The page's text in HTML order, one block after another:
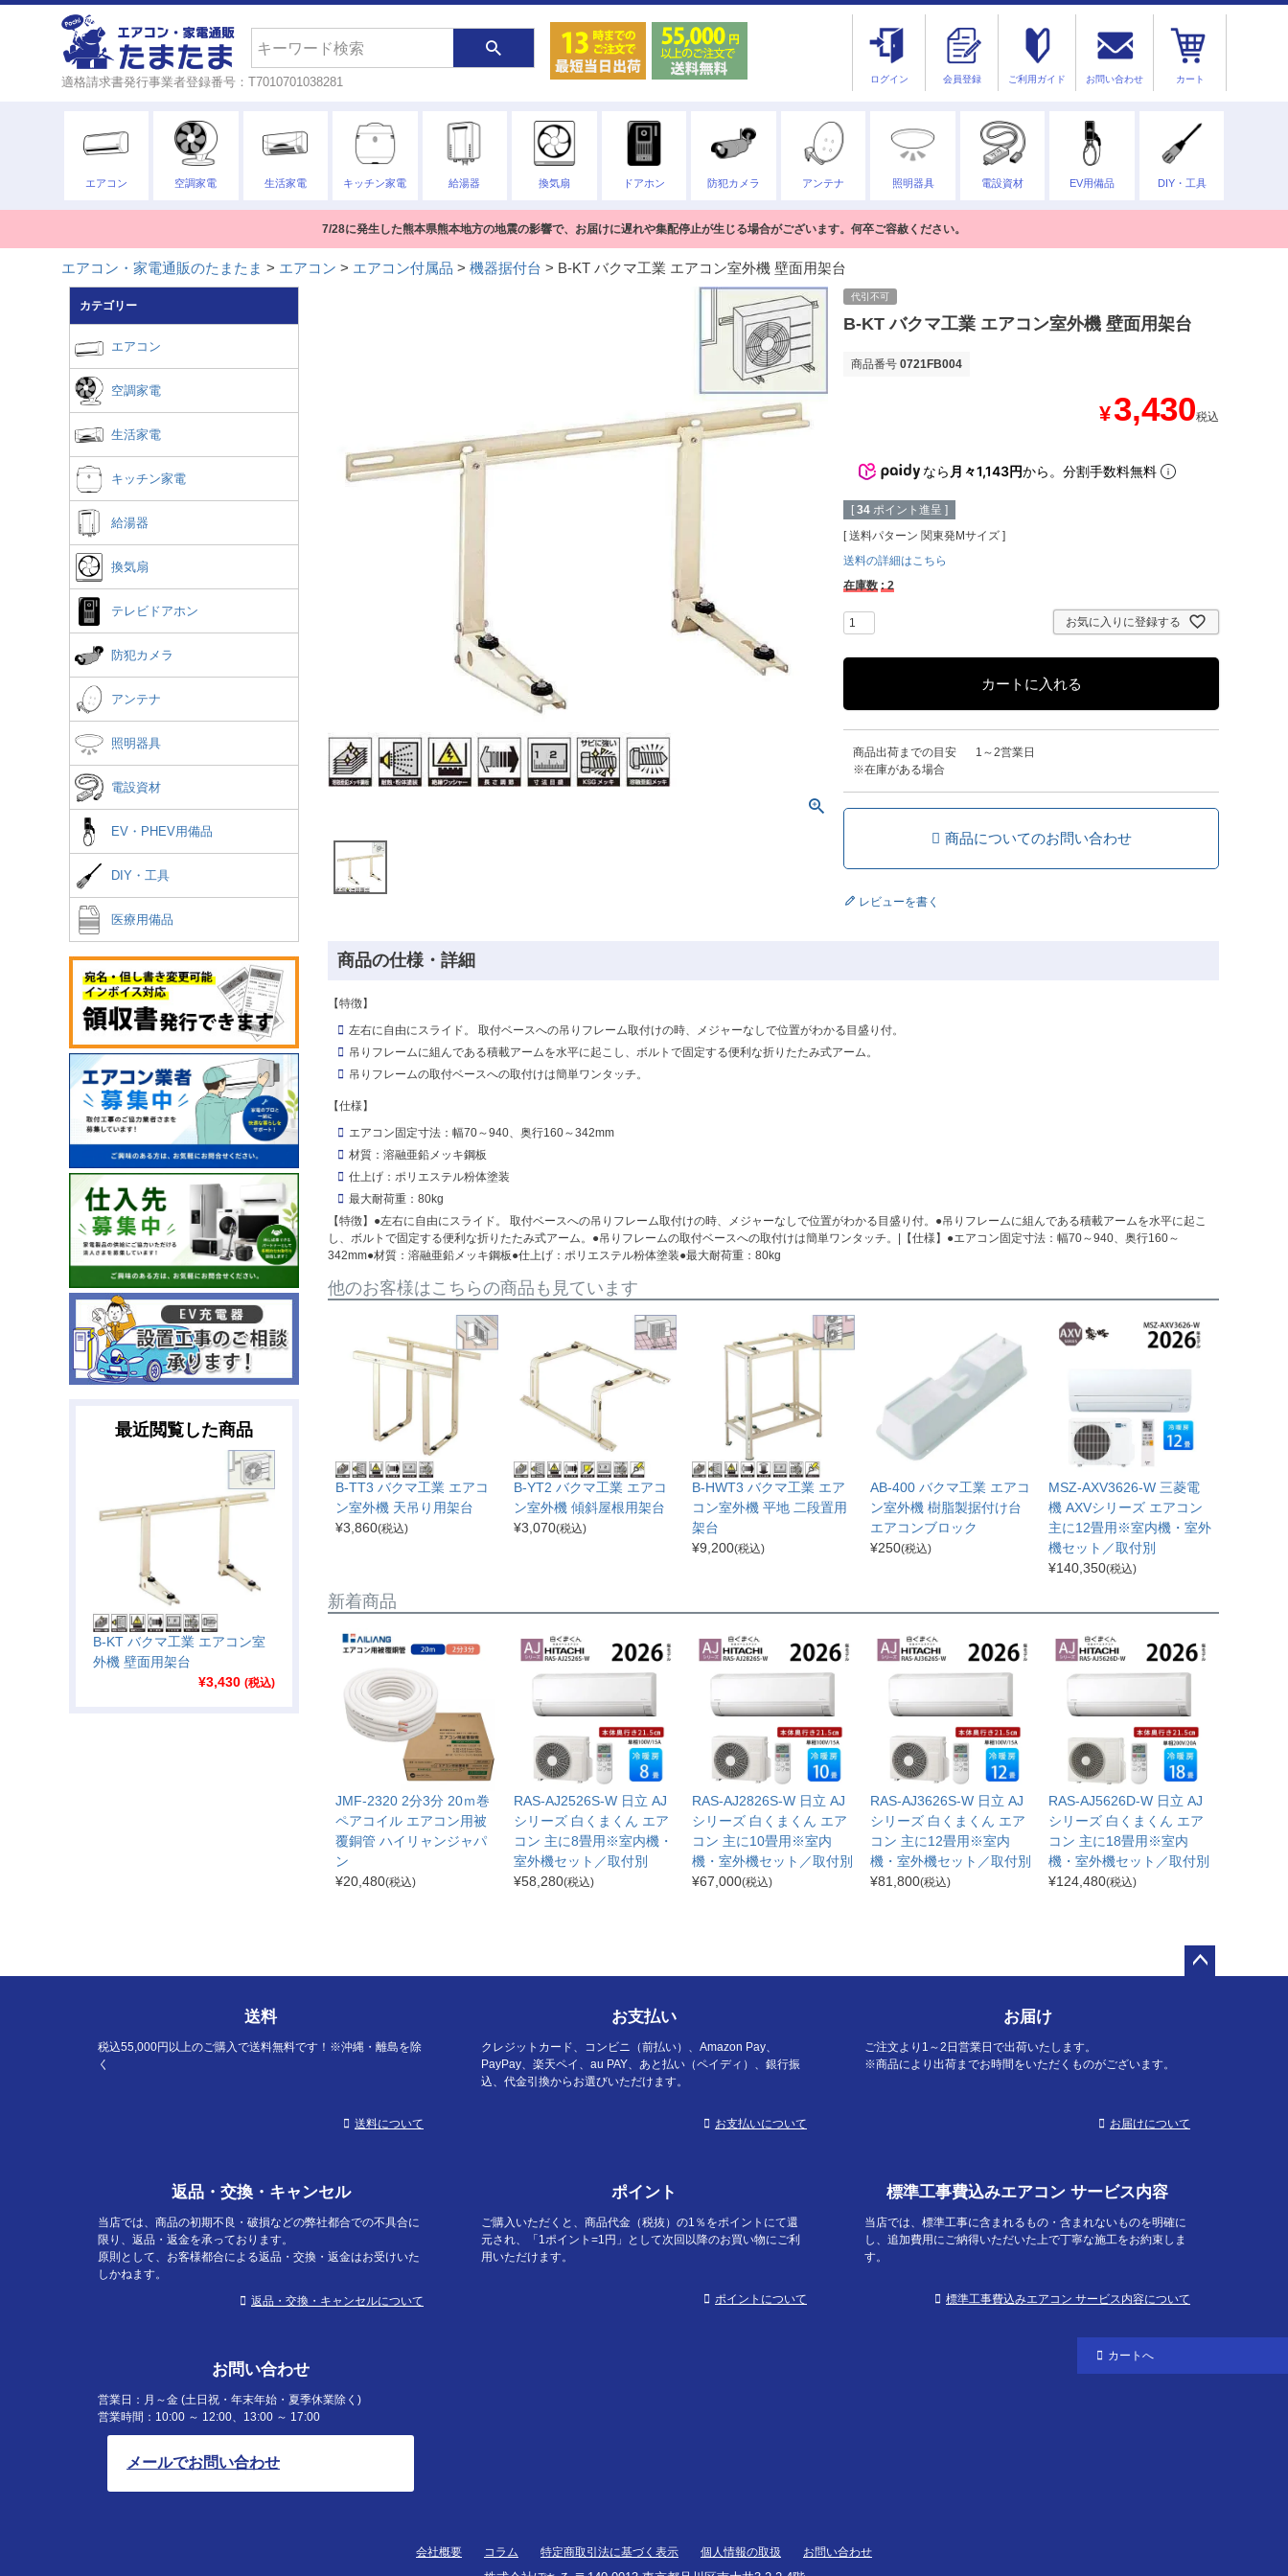
適格請求書発行事業者登録番号：T7010701038281 ログイン 会員登録 ご利用ガイド お問い合わせ カート
エアコン 空調家電 生活家電 キッチン家電 給湯器 換気扇 ドアホン 防犯カメラ アンテナ 照明器具 電設資材 EV用備品 DIY・工具
7/28に発生した熊本県熊本地方の地震の影響で、お届けに遅れや集配停止が生じる場合がございます。何卒ご容赦ください。
エアコン・家電通販のたまたま エアコン エアコン付属品 機器据付台 B-KT バクマ工業 エアコン室外機 壁面用架台
カテゴリー
エアコン
空調家電
生活家電
キッチン家電
給湯器
換気扇
テレビドアホン
防犯カメラ
アンテナ
照明器具
電設資材
EV・PHEV用備品
DIY・工具
医療用備品
最近閲覧した商品
B-KT バクマ工業 エアコン室
外機 壁面用架台
¥3,430 (税込)
代引不可
B-KT バクマ工業 エアコン室外機 壁面用架台
商品番号 0721FB004
¥3,430税込
なら 月々1,143円から。分割手数料無料
[ 34 ポイント進呈 ]
送料パターン 関東発Mサイズ
送料の詳細はこちら
カートへ
在庫数 2
お気に入りに登録する
カートに入れる
商品出荷までの目安
※在庫がある場合
1～2営業日
商品についてのお問い合わせ
レビューを書く
商品の仕様・詳細
【特徴】
左右に自由にスライド。 取付ベースへの吊りフレーム取付けの時、メジャーなしで位置がわかる目盛り付。
吊りフレームに組んである積載アームを水平に起こし、ボルトで固定する便利な折りたたみ式アーム。
吊りフレームの取付ベースへの取付けは簡単ワンタッチ。
【仕様】
エアコン固定寸法：幅70～940、奥行160～342mm
材質：溶融亜鉛メッキ鋼板
仕上げ：ポリエステル粉体塗装
最大耐荷重：80kg
【特徴】●左右に自由にスライド。 取付ベースへの吊りフレーム取付けの時、メジャーなしで位置がわかる目盛り付。●吊りフレームに組んである積載アームを水平に起こ
し、ボルトで固定する便利な折りたたみ式アーム。●吊りフレームの取付ベースへの取付けは簡単ワンタッチ。|【仕様】●エアコン固定寸法：幅70～940、奥行160～
342mm●材質：溶融亜鉛メッキ鋼板●仕上げ：ポリエステル粉体塗装●最大耐荷重：80kg
他のお客様はこちらの商品も見ています
B-TT3 バクマ工業 エアコ
ン室外機 天吊り用架台
¥3,860(税込)
B-YT2 バクマ工業 エアコ
ン室外機 傾斜屋根用架台
¥3,070(税込)
B-HWT3 バクマ工業 エア
コン室外機 平地 二段置用
架台
¥9,200(税込)
AB-400 バクマ工業 エアコ
ン室外機 樹脂製据付け台
エアコンブロック
¥250(税込)
MSZ-AXV3626-W 三菱電
機 AXVシリーズ エアコン
主に12畳用※室内機・室外
機セット／取付別
¥140,350(税込)
新着商品
JMF-2320 2分3分 20ｍ巻
ペアコイル エアコン用被
覆銅管 ハイリャンジャパ
ン
¥20,480(税込)
RAS-AJ2526S-W 日立 AJ
シリーズ 白くまくん エア
コン 主に8畳用※室内機・
室外機セット／取付別
¥58,280(税込)
RAS-AJ2826S-W 日立 AJ
シリーズ 白くまくん エア
コン 主に10畳用※室内
機・室外機セット／取付別
¥67,000(税込)
RAS-AJ3626S-W 日立 AJ
シリーズ 白くまくん エア
コン 主に12畳用※室内
機・室外機セット／取付別
¥81,800(税込)
RAS-AJ5626D-W 日立 AJ
シリーズ 白くまくん エア
コン 主に18畳用※室内
機・室外機セット／取付別
¥124,480(税込)
送料
税込55,000円以上のご購入で送料無料です！※沖縄・離島を除
く
送料について
お支払い
クレジットカード、コンビニ（前払い）、Amazon Pay、
PayPay、楽天ペイ、au PAY、あと払い（ペイディ）、銀行振
込、代金引換からお選びいただけます。
お支払いについて
お届け
ご注文より1～2日営業日で出荷いたします。
※商品により出荷までお時間をいただくものがございます。
お届けについて
返品・交換・キャンセル
当店では、商品の初期不良・破損などの弊社都合での不具合に
限り、返品・返金を承っております。
原則として、お客様都合による返品・交換・返金はお受けいた
しかねます。
返品・交換・キャンセルについて
ポイント
ご購入いただくと、商品代金（税抜）の1％をポイントにて還
元され、「1ポイント=1円」として次回以降のお買い物にご利
用いただけます。
ポイントについて
標準工事費込みエアコン サービス内容
当店では、標準工事に含まれるもの・含まれないものを明確に
し、追加費用にご納得いただいた上で丁寧な施工をお約束しま
す。
標準工事費込みエアコン サービス内容について
お問い合わせ
営業日：月～金 (土日祝・年末年始・夏季休業除く)
営業時間：10:00 ～ 12:00、13:00 ～ 17:00
メールでお問い合わせ
会社概要 コラム 特定商取引法に基づく表示 個人情報の取扱 お問い合わせ